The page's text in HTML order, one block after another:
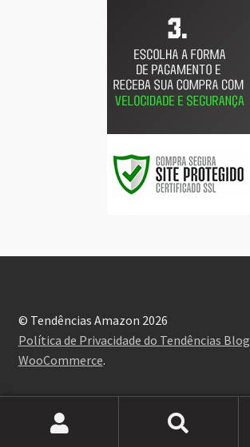
© Tendências Amazon 2026
Política de Privacidade do Tendências Blog
WooCommerce.
Pesquisar
Pesquisar